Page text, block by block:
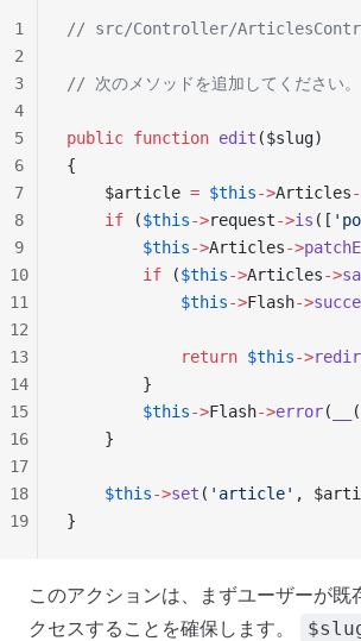
// src/Controller/
// 次のメソッドを追加してください。
public function edit ($slug)
{
    $article
= $this->Articles
    if
($this->request->is ([
        $this
->Articles->
        if
($this->Articles->
            $this
->Flash->
            return
$this->
        }
        $this
->Flash->error( (
    }
    $this
->set ( 'article' ,
}
1
2
3
4
5
6
7
8
9
10
11
12
13
14
15
16
17
18
19
このアクションは、まずユーザーが既
クセスすることを確保します。